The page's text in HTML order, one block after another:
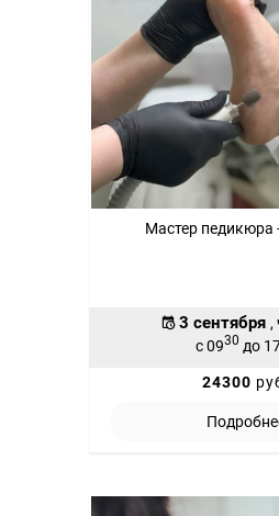
Мастер педикюра
3 сентября ,
с 0930 до
24300